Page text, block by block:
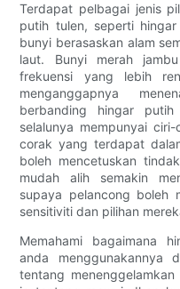
Terdapat pelbagai jenis
putih tulen, seperti
bunyi berasaskan alam
laut. Bunyi merah
frekuensi yang lebih
menganggapnya
berbanding hingar
selalunya mempunyai
corak yang terdapat
boleh mencetuskan
mudah alih semakin
supaya pelancong boleh
sensitiviti dan pilihan
Memahami bagaimana
anda menggunakannya
tentang